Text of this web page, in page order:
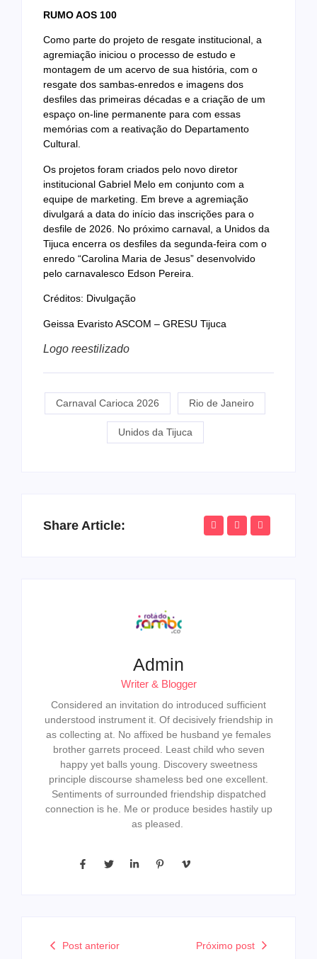
RUMO AOS 100
Como parte do projeto de resgate institucional, a
agremiação iniciou o processo de estudo e
montagem de um acervo de sua história, com o
resgate dos sambas-enredos e imagens dos
desfiles das primeiras décadas e a criação de um
espaço on-line permanente para com essas
memórias com a reativação do Departamento
Cultural.
Os projetos foram criados pelo novo diretor
institucional Gabriel Melo em conjunto com a
equipe de marketing. Em breve a agremiação
divulgará a data do início das inscrições para o
desfile de 2026. No próximo carnaval, a Unidos da
Tijuca encerra os desfiles da segunda-feira com o
enredo “Carolina Maria de Jesus” desenvolvido
pelo carnavalesco Edson Pereira.
Créditos: Divulgação
Geissa Evaristo ASCOM – GRESU Tijuca
Logo reestilizado
Carnaval Carioca 2026 Rio de Janeiro
Unidos da Tijuca
Share Article:
Admin
Writer & Blogger
Considered an invitation do introduced sufficient
understood instrument it. Of decisively friendship in
as collecting at. No affixed be husband ye females
brother garrets proceed. Least child who seven
happy yet balls young. Discovery sweetness
principle discourse shameless bed one excellent.
Sentiments of surrounded friendship dispatched
connection is he. Me or produce besides hastily up
as pleased.
Post anterior Próximo post